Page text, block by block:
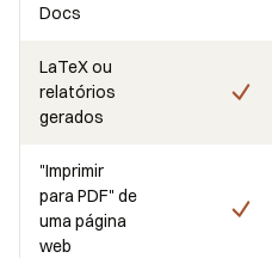
Docs
LaTeX ou
relatórios
gerados
"Imprimir
para PDF" de
uma página
web